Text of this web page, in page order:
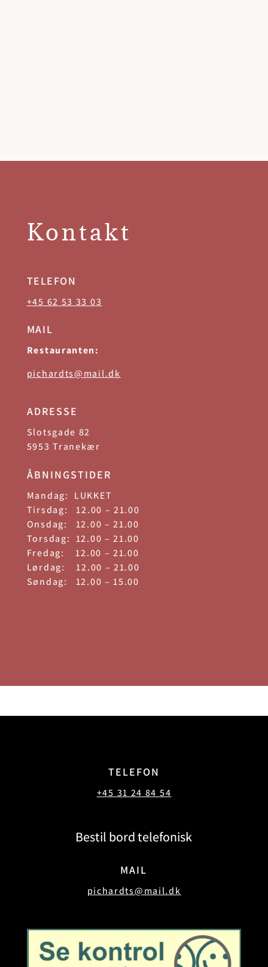
Kontakt
TELEFON
+45 62 53 33 03
MAIL
Restauranten:
pichardts@mail.dk
ADRESSE
Slotsgade 82
5953 Tranekær
ÅBNINGSTIDER
Mandag: LUKKET
Tirsdag: 12.00 – 21.00
Onsdag: 12.00 – 21.00
Torsdag: 12.00 – 21.00
Fredag: 12.00 – 21.00
Lørdag: 12.00 – 21.00
Søndag: 12.00 – 15.00
TELEFON
+45 31 24 84 54
Bestil bord telefonisk
MAIL
pichardts@mail.dk